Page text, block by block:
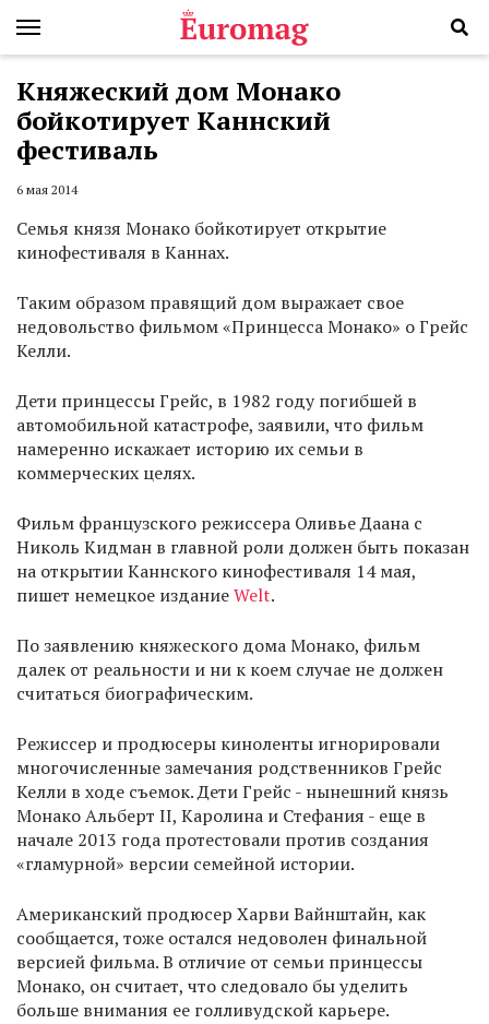
Княжеский дом Монако
бойкотирует Каннский
фестиваль
6 мая 2014
Семья князя Монако бойкотирует открытие
кинофестиваля в Каннах.
Таким образом правящий дом выражает свое
недовольство фильмом «Принцесса Монако» о Грейс
Келли.
Дети принцессы Грейс, в 1982 году погибшей в
автомобильной катастрофе, заявили, что фильм
намеренно искажает историю их семьи в
коммерческих целях.
Фильм французского режиссера Оливье Даана с
Николь Кидман в главной роли должен быть показан
на открытии Каннского кинофестиваля 14 мая,
пишет немецкое изданиеWelt.
По заявлению княжеского дома Монако, фильм
далек от реальности и ни к коем случае не должен
считаться биографическим.
Режиссер и продюсеры киноленты игнорировали
многочисленные замечания родственников Грейс
Келли в ходе съемок. Дети Грейс - нынешний князь
Монако Альберт II, Каролина и Стефания - еще в
начале 2013 года протестовали против создания
«гламурной» версии семейной истории.
Американский продюсер Харви Вайнштайн, как
сообщается, тоже остался недоволен финальной
версией фильма. В отличие от семьи принцессы
Монако, он считает, что следовало бы уделить
больше внимания ее голливудской карьере.